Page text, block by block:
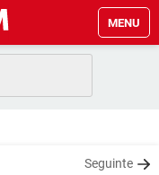
MENU
Seguinte